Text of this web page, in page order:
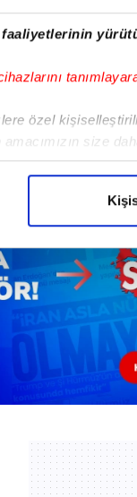
özel
size
çabayı
izin vermedikleri
İnternet
işlenmekte
sitemizin daha
amaçlarıyla
alan panel
Metnimizi
Kanunu uyarınca
ilgili bilgi
önce bir